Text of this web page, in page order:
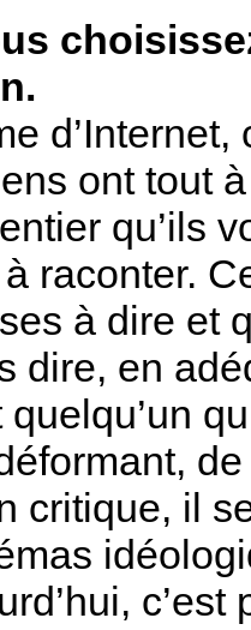
d’Internet,
ont tout
qu’ils
raconter.
à dire et
dire, en
quelqu’un
critique, il